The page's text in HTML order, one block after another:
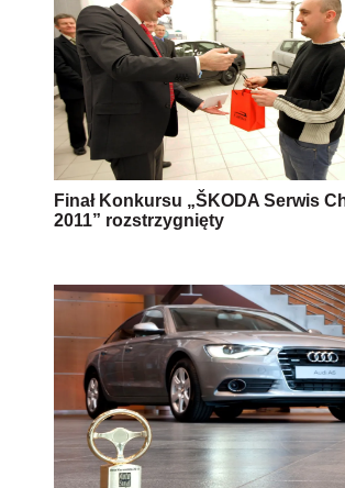
Finał Konkursu „ŠKODA Serwis
2011” rozstrzygnięty